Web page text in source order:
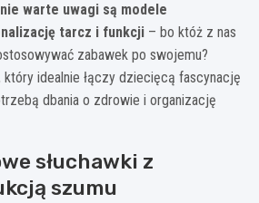
warte uwagi są modele
tarcz i funkcji – bo któż z nas
zabawek po swojemu?
idealnie łączy dziecięcą fascynację
dbania o zdrowie i organizację
słuchawki z
szumu